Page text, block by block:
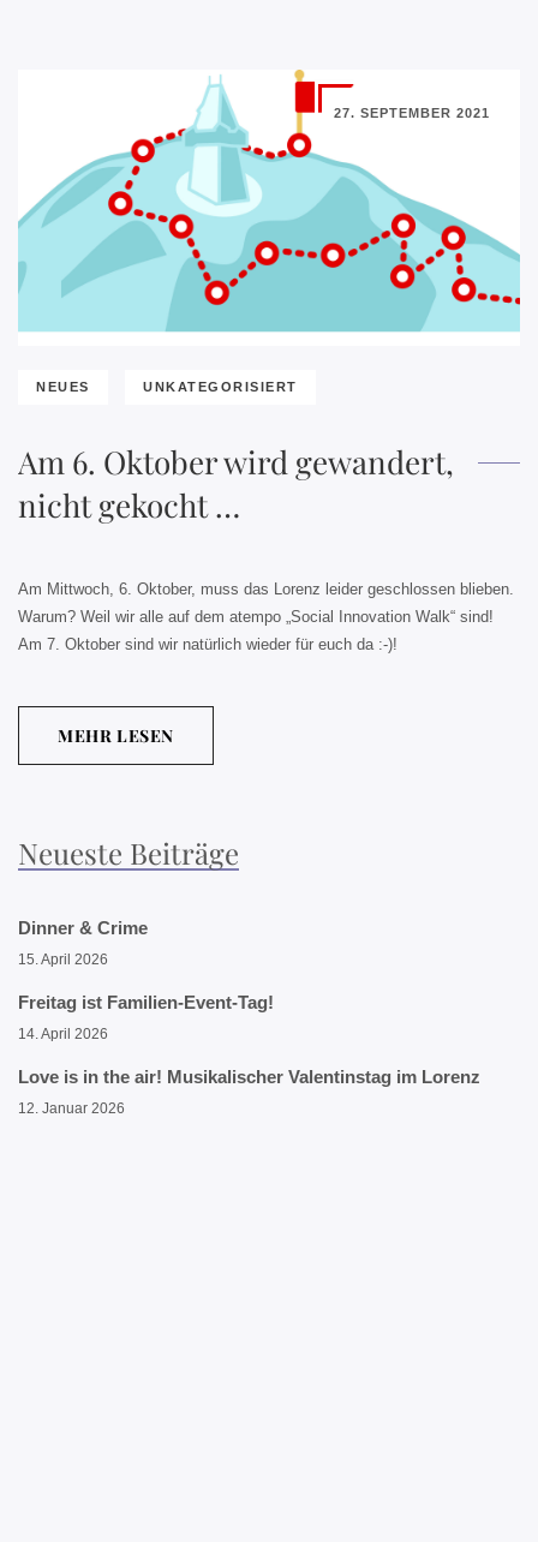
27. SEPTEMBER 2021
NEUES UNKATEGORISIERT
Am 6. Oktober wird gewandert,
nicht gekocht …
Am Mittwoch, 6. Oktober, muss das Lorenz leider geschlossen blieben.
Warum? Weil wir alle auf dem atempo „Social Innovation Walk“ sind!
Am 7. Oktober sind wir natürlich wieder für euch da :-)!
MEHR LESEN
Neueste Beiträge
Dinner & Crime
15. April 2026
Freitag ist Familien-Event-Tag!
14. April 2026
Love is in the air! Musikalischer Valentinstag im Lorenz
12. Januar 2026